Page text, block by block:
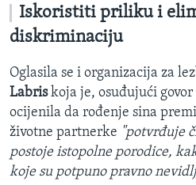
Iskoristiti priliku i
diskriminaciju
Oglasila se i organizacija za
Labriskoja je, osuđujući
ocijenila da rođenje sina
životne partnerke "potvrđuje
postoje istopolne porodice,
koje su potpuno pravno